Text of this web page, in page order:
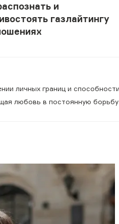
и
газлайтингу
личных границ и способности
любовь в постоянную борьбу